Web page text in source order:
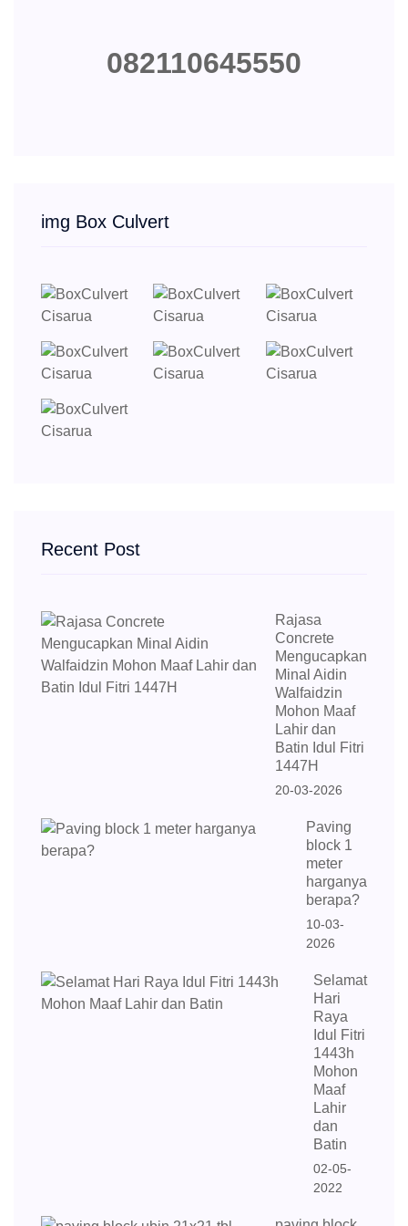
082110645550
img Box Culvert
Recent Post
Rajasa
Concrete
Mengucapkan
Minal Aidin
Walfaidzin
Mohon Maaf
Lahir dan
Batin Idul Fitri
1447H
20-03-2026
Paving
block 1
meter
harganya
berapa?
10-03-
2026
Selamat
Hari
Raya
Idul Fitri
1443h
Mohon
Maaf
Lahir
dan
Batin
02-05-
2022